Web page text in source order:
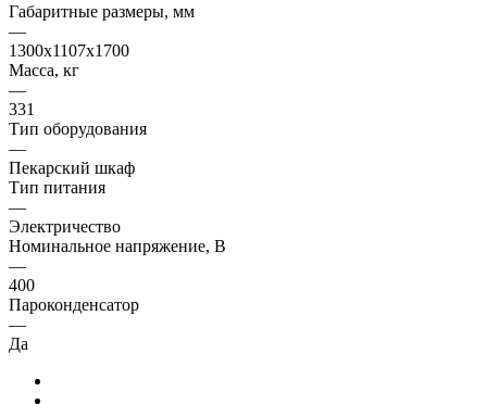
Габаритные размеры, мм
—
1300x1107x1700
Масса, кг
—
331
Тип оборудования
—
Пекарский шкаф
Тип питания
—
Электричество
Номинальное напряжение, В
—
400
Пароконденсатор
—
Да